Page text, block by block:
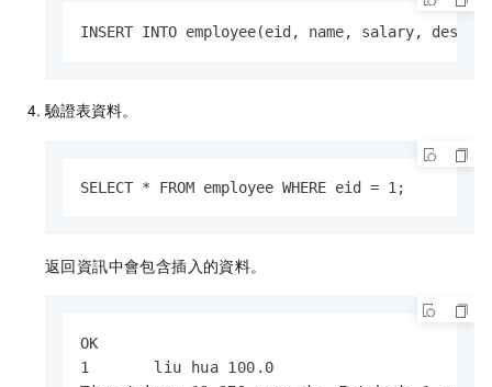
INSERT INTO employee(eid, name, salary,
驗證表資料。
SELECT * FROM employee WHERE eid = 1;
返回資訊中會包含插入的資料。
OK
1       liu hua 100.0